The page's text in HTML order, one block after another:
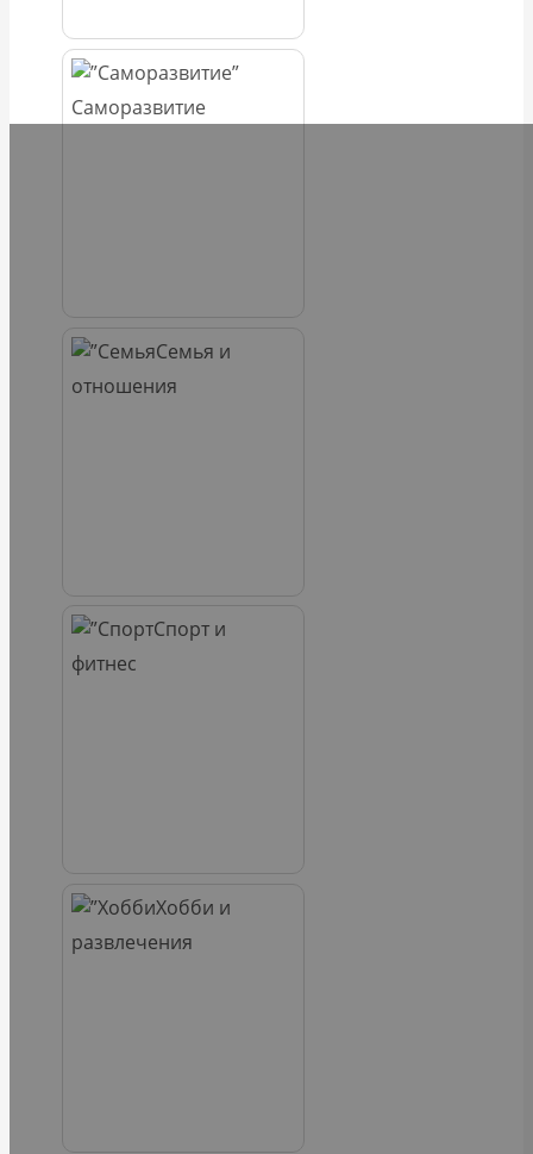
Саморазвитие
Семья и
отношения
Спорт и
фитнес
Хобби и
развлечения